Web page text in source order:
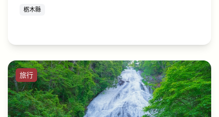
栃木縣
旅行